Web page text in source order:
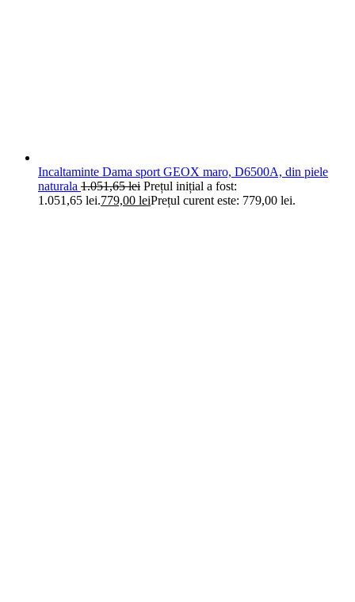
Incaltaminte Dama sport GEOX maro, D6500A, din piele
naturala 1.051,65lei Prețul inițial a fost:
1.051,65 lei.779,00 leiPrețul curent este: 779,00 lei.